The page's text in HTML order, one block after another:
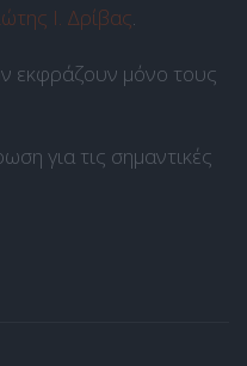
Ι. Δρίβας.
εκφράζουν μόνο τους
για τις σημαντικές